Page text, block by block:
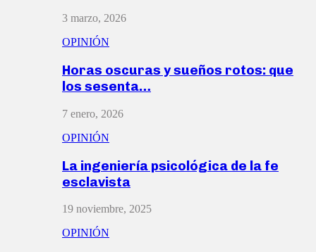
3 marzo, 2026
OPINIÓN
Horas oscuras y sueños rotos: que
los sesenta…
7 enero, 2026
OPINIÓN
La ingeniería psicológica de la fe
esclavista
19 noviembre, 2025
OPINIÓN